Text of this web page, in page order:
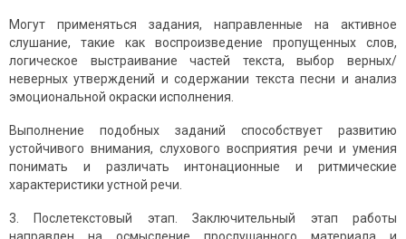
Могут применяться задания, направленные на активное
слушание, такие как воспроизведение пропущенных слов,
логическое выстраивание частей текста, выбор верных/
неверных утверждений и содержании текста песни и анализ
эмоциональной окраски исполнения.
Выполнение подобных заданий способствует развитию
устойчивого внимания, слухового восприятия речи и умения
понимать и различать интонационные и ритмические
характеристики устной речи.
3. Послетекстовый этап. Заключительный этап работы